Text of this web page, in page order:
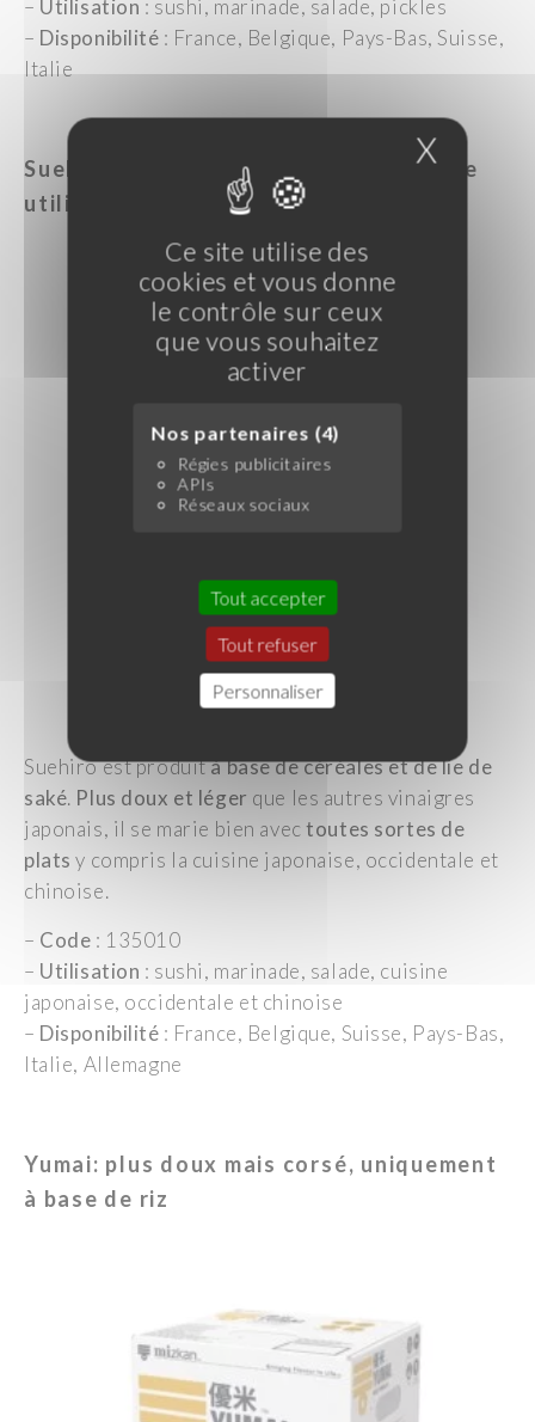
Ce site utilise des
cookies et vous donne
le contrôle sur ceux
que vous souhaitez
activer
Nos partenaires (4)
Régies publicitaires
APIs
Réseaux sociaux
Tout accepter
Tout refuser
Personnaliser
X
– Utilisation : sushi, marinade, salade, pickles
– Disponibilité : France, Belgique, Pays-Bas, Suisse,
Italie
Suehiro : le plus doux et léger pour une
utilisation polyvalente
Suehiro est produità base de céréales et de lie de
saké. Plus doux et léger que les autres vinaigres
japonais, il se marie bien avectoutes sortes de
plats y compris la cuisine japonaise, occidentale et
chinoise.
– Code : 135010
– Utilisation : sushi, marinade, salade, cuisine
japonaise, occidentale et chinoise
– Disponibilité : France, Belgique, Suisse, Pays-Bas,
Italie, Allemagne
Yumai: plus doux mais corsé, uniquement
à base de riz